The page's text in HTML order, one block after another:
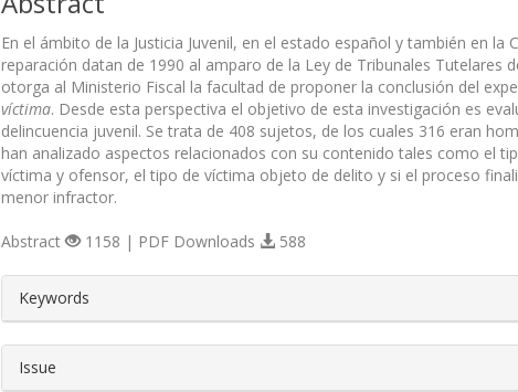
En el ámbito de la Justicia Juvenil, en el estado español y también en
reparación datan de 1990 al amparo de la Ley de Tribunales Tutelares
otorga al Ministerio Fiscal la facultad de proponer la conclusión del
víctima. Desde esta perspectiva el objetivo de esta investigación es
delincuencia juvenil. Se trata de 408 sujetos, de los cuales 316 eran
han analizado aspectos relacionados con su contenido tales como el
víctima y ofensor, el tipo de víctima objeto de delito y si el proceso
menor infractor.
Abstract 1158 | PDF Downloads 588
Keywords
Issue